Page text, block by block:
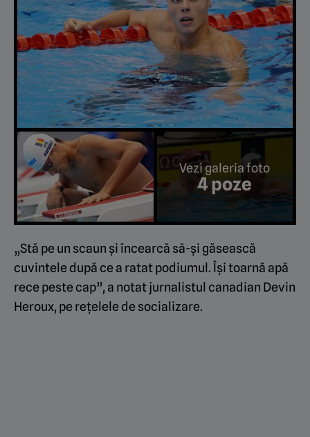
Vezi galeria foto
4 poze
„Stă pe un scaun și încearcă să-și găsească
cuvintele după ce a ratat podiumul. Își toarnă apă
rece peste cap”, a notat jurnalistul canadian Devin
Heroux, pe rețelele de socializare.